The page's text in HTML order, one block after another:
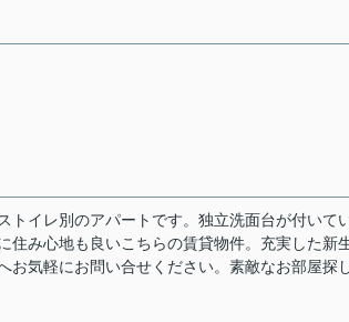
トイレ別のアパートです。独立洗面台が付いて
住み心地も良いこちらの賃貸物件。充実した新
お気軽にお問い合せください。素敵なお部屋探